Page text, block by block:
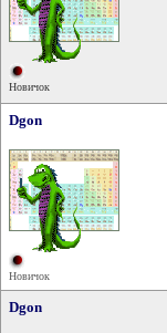
Новичок
Dgon
Новичок
Dgon